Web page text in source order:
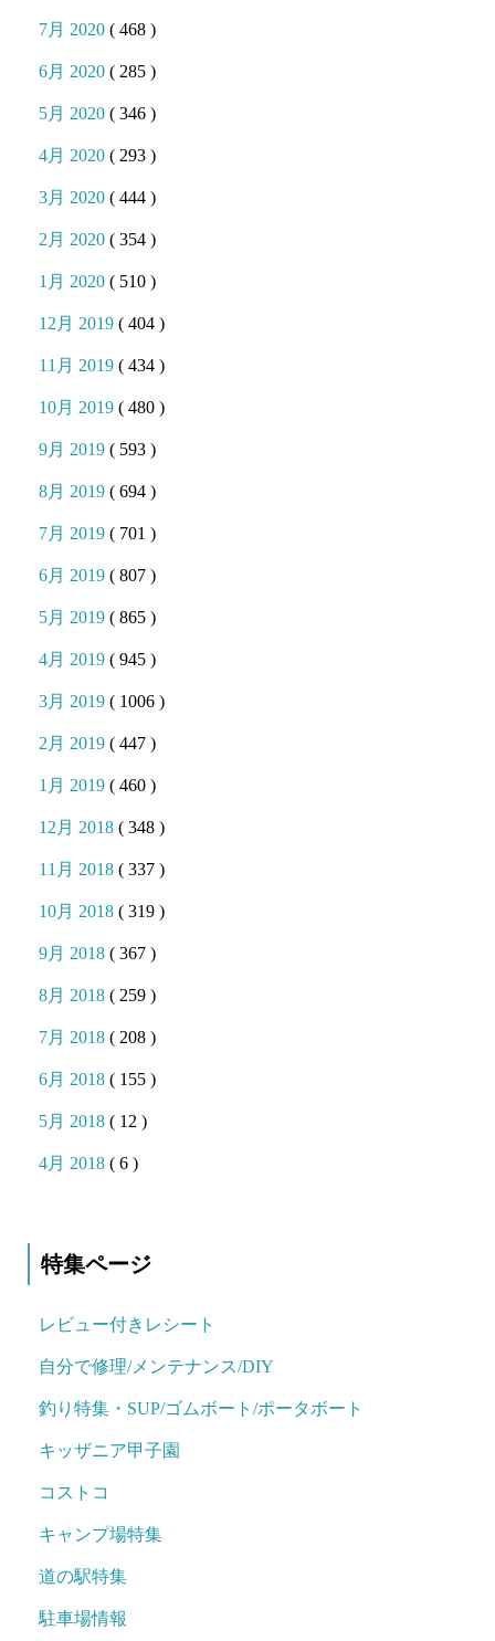
7月 2020( 468 )
6月 2020( 285 )
5月 2020( 346 )
4月 2020( 293 )
3月 2020( 444 )
2月 2020( 354 )
1月 2020( 510 )
12月 2019( 404 )
11月 2019( 434 )
10月 2019( 480 )
9月 2019( 593 )
8月 2019( 694 )
7月 2019( 701 )
6月 2019( 807 )
5月 2019( 865 )
4月 2019( 945 )
3月 2019( 1006 )
2月 2019( 447 )
1月 2019( 460 )
12月 2018( 348 )
11月 2018( 337 )
10月 2018( 319 )
9月 2018( 367 )
8月 2018( 259 )
7月 2018( 208 )
6月 2018( 155 )
5月 2018( 12 )
4月 2018( 6 )
特集ページ
レビュー付きレシート
自分で修理/メンテナンス/DIY
釣り特集・SUP/ゴムボート/ポータボート
キッザニア甲子園
コストコ
キャンプ場特集
道の駅特集
駐車場情報